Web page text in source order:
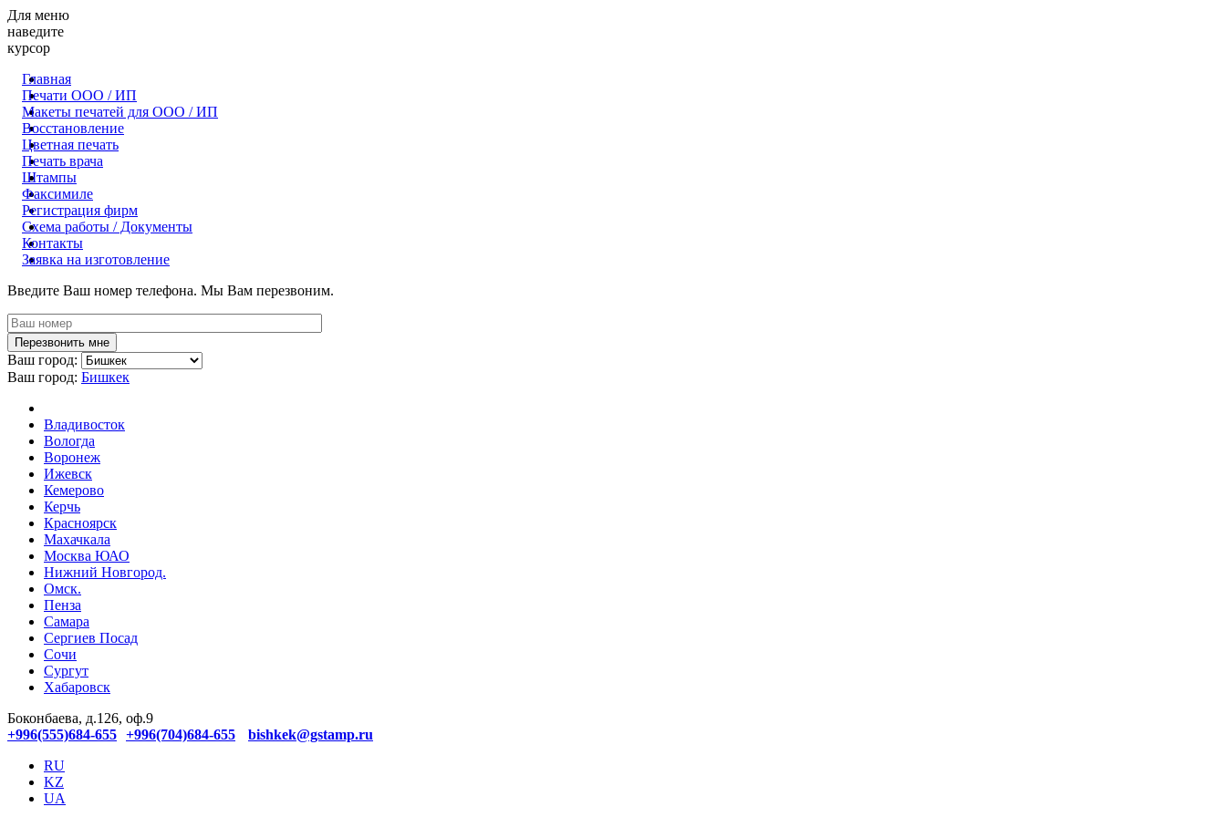
Для меню
наведите
курсор
Главная
Печати ООО / ИП
Макеты печатей для OOO / ИП
Восстановление
Цветная печать
Печать врача
Штампы
Факсимиле
Регистрация фирм
Схема работы / Документы
Контакты
Заявка на изготовление
Введите Ваш номер телефона. Мы Вам перезвоним.
Ваш город:
Ваш город: Бишкек
Владивосток
Вологда
Воронеж
Ижевск
Кемерово
Керчь
Красноярск
Махачкала
Москва ЮАО
Нижний Новгород.
Омск.
Пенза
Самара
Сергиев Посад
Сочи
Сургут
Хабаровск
Боконбаева, д.126, оф.9
+996(555)684-655 +996(704)684-655
bishkek@gstamp.ru
RU
KZ
UA